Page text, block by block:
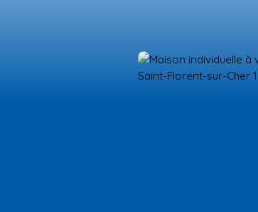
VENDRE LA TEAM